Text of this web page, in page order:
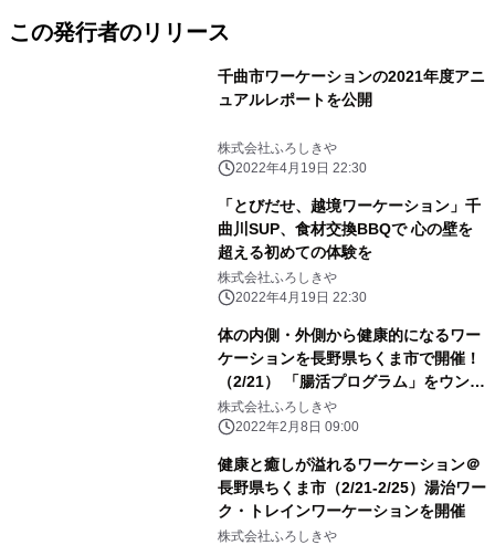
この発行者のリリース
千曲市ワーケーションの2021年度アニ
ュアルレポートを公開
株式会社ふろしきや
2022年4月19日 22:30
「とびだせ、越境ワーケーション」千
曲川SUP、食材交換BBQで 心の壁を
超える初めての体験を
株式会社ふろしきや
2022年4月19日 22:30
体の内側・外側から健康的になるワー
ケーションを長野県ちくま市で開催！
（2/21） 「腸活プログラム」をウンロ
グ株式会社と株式会社ふろしきやが開
発
株式会社ふろしきや
2022年2月8日 09:00
健康と癒しが溢れるワーケーション＠
長野県ちくま市（2/21-2/25）湯治ワー
ク・トレインワーケーションを開催
株式会社ふろしきや